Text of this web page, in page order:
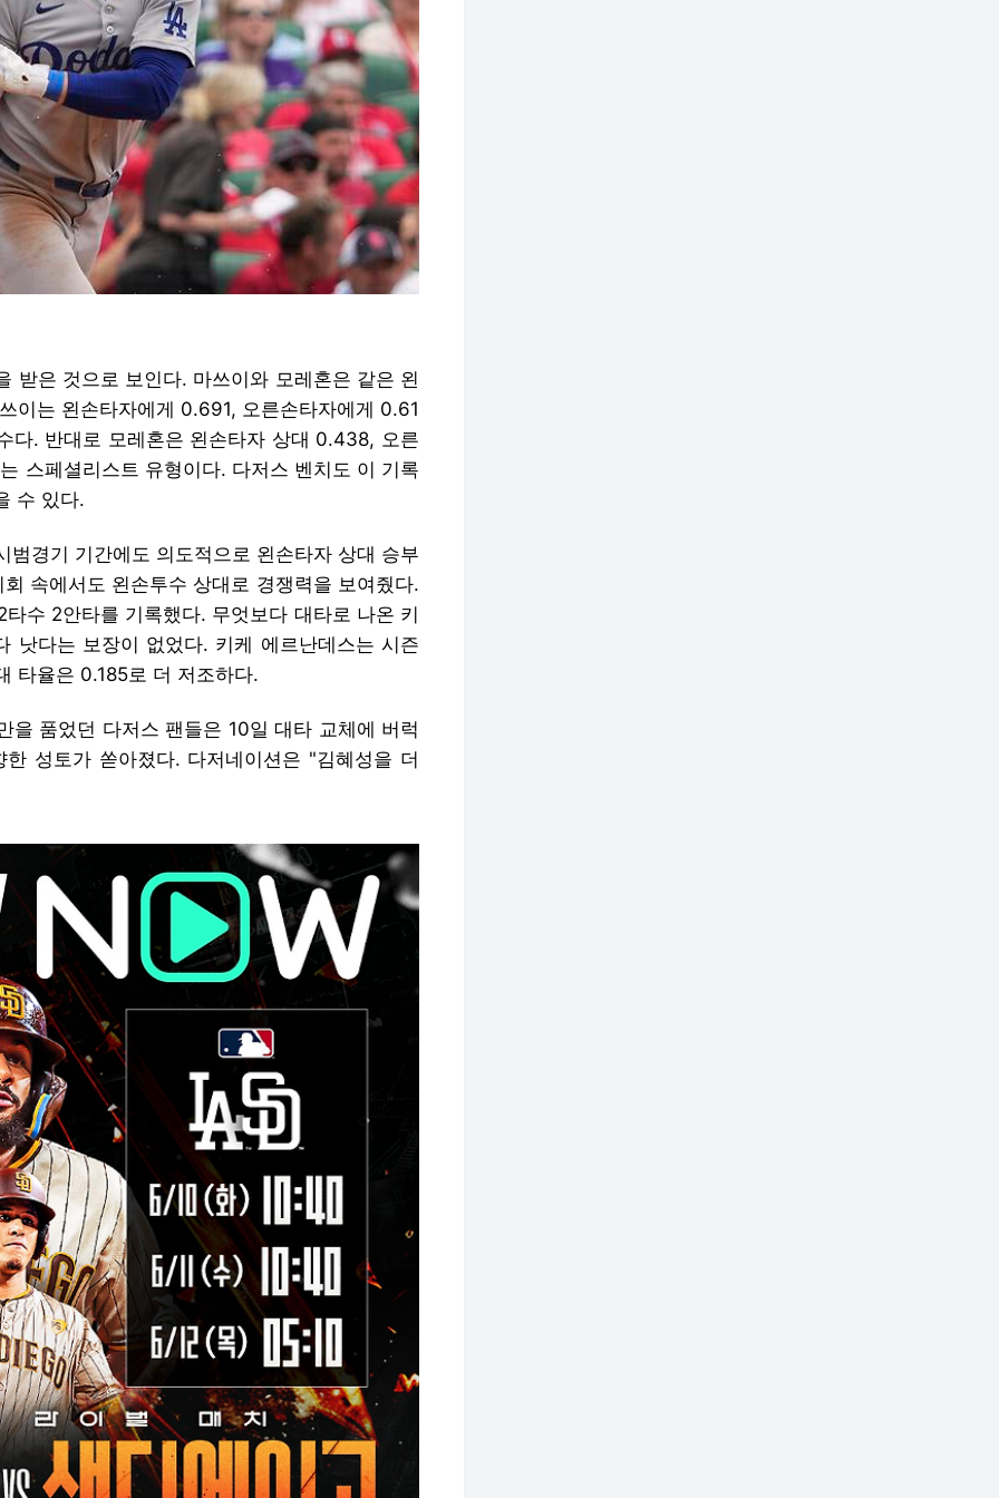
받은 것으로 보인다. 마쓰이와 모레혼은 같은 왼
이는 왼손타자에게 0.691, 오른손타자에게 0.61
다. 반대로 모레혼은 왼손타자 상대 0.438, 오른
스페셜리스트 유형이다. 다저스 벤치도 이 기록
수 있다.
경기 기간에도 의도적으로 왼손타자 상대 승부
속에서도 왼손투수 상대로 경쟁력을 보여줬다.
수 2안타를 기록했다. 무엇보다 대타로 나온 키
낫다는 보장이 없었다. 키케 에르난데스는 시즌
타율은 0.185로 더 저조하다.
을 품었던 다저스 팬들은 10일 대타 교체에 버럭
성토가 쏟아졌다. 다저네이션은 "김혜성을 더